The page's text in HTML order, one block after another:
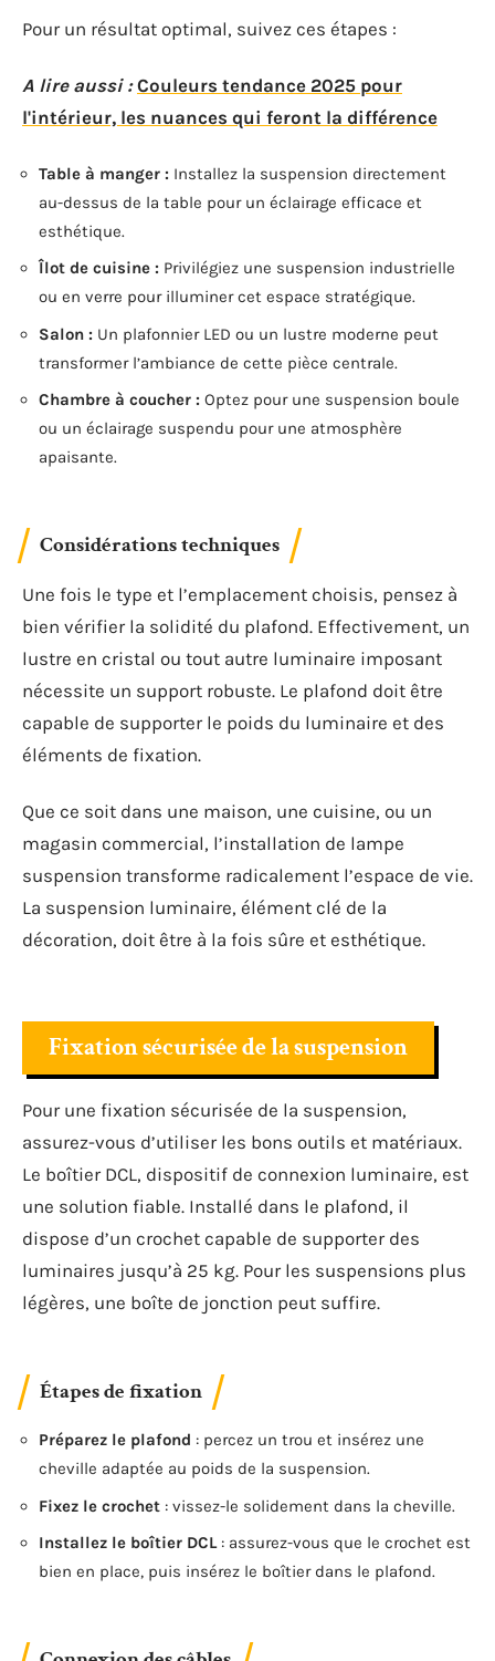
Pour un résultat optimal, suivez ces étapes :
A lire aussi : Couleurs tendance 2025 pour
l'intérieur, les nuances qui feront la différence
Table à manger : Installez la suspension directement
au-dessus de la table pour un éclairage efficace et
esthétique.
Îlot de cuisine : Privilégiez une suspension industrielle
ou en verre pour illuminer cet espace stratégique.
Salon : Un plafonnier LED ou un lustre moderne peut
transformer l’ambiance de cette pièce centrale.
Chambre à coucher : Optez pour une suspension boule
ou un éclairage suspendu pour une atmosphère
apaisante.
Considérations techniques
Une fois le type et l’emplacement choisis, pensez à
bien vérifier la solidité du plafond. Effectivement, un
lustre en cristal ou tout autre luminaire imposant
nécessite un support robuste. Le plafond doit être
capable de supporter le poids du luminaire et des
éléments de fixation.
Que ce soit dans une maison, une cuisine, ou un
magasin commercial, l’installation de lampe
suspension transforme radicalement l’espace de vie.
La suspension luminaire, élément clé de la
décoration, doit être à la fois sûre et esthétique.
Fixation sécurisée de la suspension
Pour une fixation sécurisée de la suspension,
assurez-vous d’utiliser les bons outils et matériaux.
Le boîtier DCL, dispositif de connexion luminaire, est
une solution fiable. Installé dans le plafond, il
dispose d’un crochet capable de supporter des
luminaires jusqu’à 25 kg. Pour les suspensions plus
légères, une boîte de jonction peut suffire.
Étapes de fixation
Préparez le plafond : percez un trou et insérez une
cheville adaptée au poids de la suspension.
Fixez le crochet : vissez-le solidement dans la cheville.
Installez le boîtier DCL: assurez-vous que le crochet est
bien en place, puis insérez le boîtier dans le plafond.